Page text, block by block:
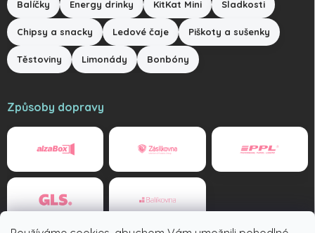
Balíčky Energy drinky KitKat Mini Sladkosti
Chipsy a snacky Ledové čaje Piškoty a sušenky
Těstoviny Limonády Bonbóny
Způsoby dopravy